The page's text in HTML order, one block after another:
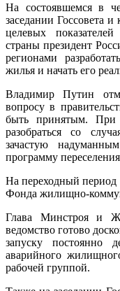
На состоявшемся в
заседании Госсовета
целевых показателей
страны президент
регионами
жилья и начать его
Владимир Путин
вопросу в
быть принятым. При
разобраться со
зачастую
программу
На переходный период
Фонда жилищно-
Глава Минстроя и
ведомство готово
запуску постоянно
аварийного
рабочей группой.